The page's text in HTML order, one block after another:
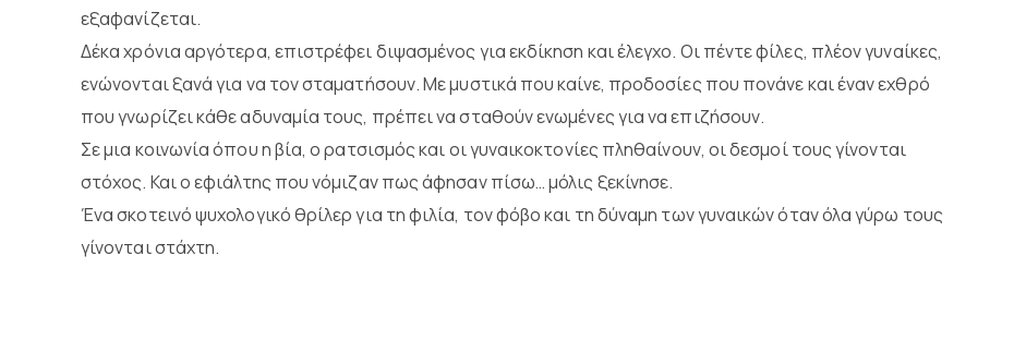
εξαφανίζεται.
Δέκα χρόνια αργότερα, επιστρέφει διψασμένος για εκδίκηση και έλεγχο. Οι πέντε φίλες, πλέον γυναίκες,
ενώνονται ξανά για να τον σταματήσουν. Με μυστικά που καίνε, προδοσίες που πονάνε και έναν εχθρό
που γνωρίζει κάθε αδυναμία τους, πρέπει να σταθούν ενωμένες για να επιζήσουν.
Σε μια κοινωνία όπου η βία, ο ρατσισμός και οι γυναικοκτονίες πληθαίνουν, οι δεσμοί τους γίνονται
στόχος. Και ο εφιάλτης που νόμιζαν πως άφησαν πίσω… μόλις ξεκίνησε.
Ένα σκοτεινό ψυχολογικό θρίλερ για τη φιλία, τον φόβο και τη δύναμη των γυναικών όταν όλα γύρω τους
γίνονται στάχτη.